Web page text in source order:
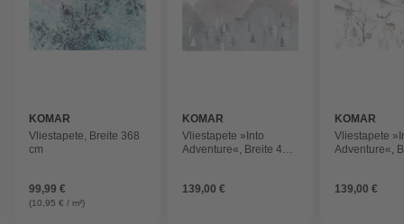
KOMAR
Vliestapete, Breite 368
cm
99,99 €
(10,95 € / m²)
KOMAR
Vliestapete »Into
Adventure«, Breite 400
139,00 €
KOMAR
Vliestapete
Adventure«,
139,00 €